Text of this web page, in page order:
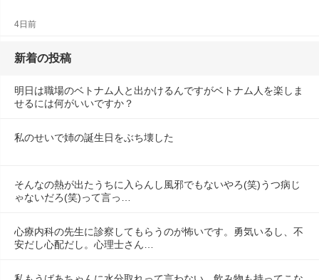
4日前
新着の投稿
明日は職場のベトナム人と出かけるんですがベトナム人を楽しま
せるには何がいいですか？
私のせいで姉の誕生日をぶち壊した
そんなの熱が出たうちに入らんし風邪でもないやろ(笑)うつ病じ
ゃないだろ(笑)って言っ…
心療内科の先生に診察してもらうのが怖いです。勇気いるし、不
安だし心配だし。心理士さん…